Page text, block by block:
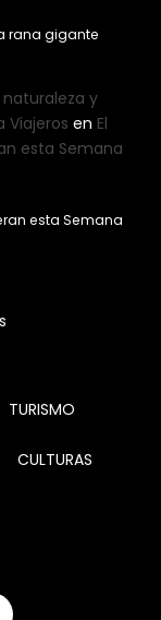
rana gigante
y
Viajeros en El
esta Semana
esta Semana
TURISMO
CULTURAS